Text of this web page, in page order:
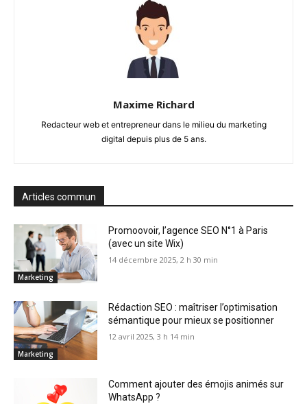
Maxime Richard
Redacteur web et entrepreneur dans le milieu du marketing
digital depuis plus de 5 ans.
Articles commun
Marketing
Promoovoir, l’agence SEO N°1 à Paris
(avec un site Wix)
14 décembre 2025, 2 h 30 min
Marketing
Rédaction SEO : maîtriser l’optimisation
sémantique pour mieux se positionner
12 avril 2025, 3 h 14 min
Comment ajouter des émojis animés sur
WhatsApp ?